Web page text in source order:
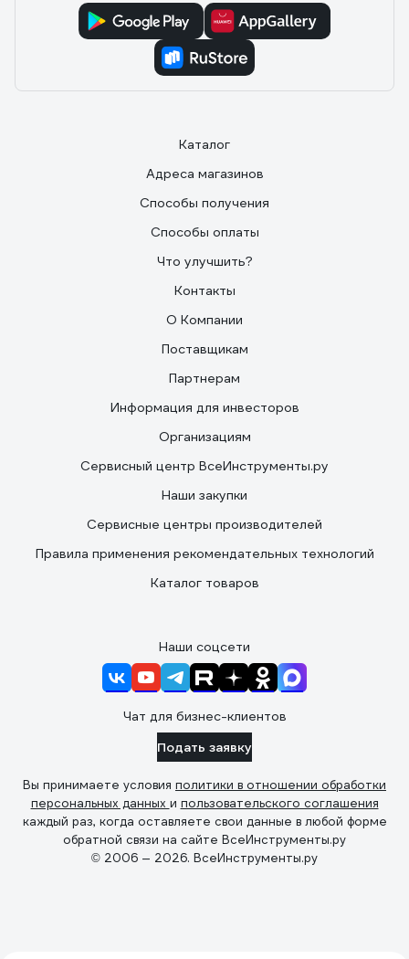
Каталог
Адреса магазинов
Способы получения
Способы оплаты
Что улучшить?
Контакты
О Компании
Поставщикам
Партнерам
Информация для инвесторов
Организациям
Сервисный центр ВсеИнструменты.ру
Наши закупки
Сервисные центры производителей
Правила применения рекомендательных технологий
Каталог товаров
Наши соцсети
Чат для бизнес-клиентов
Подать заявку
Вы принимаете условия политики в отношении обработки
персональных данных и пользовательского соглашения
каждый раз, когда оставляете свои данные в любой форме
обратной связи на сайте ВсеИнструменты.ру
© 2006 — 2026. ВсеИнструменты.ру